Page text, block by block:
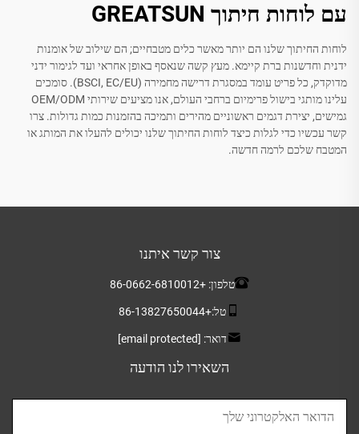
עם לוחות חיתוך GREATSUN
לוחות החיתוך שלנו הם יותר מאשר כלים מטבחיים; הם שילוב של אומנות
ידנית וחדשנות ברת קיימא. מעץ קשה שנאסף באופן אחראי ועד לגימור ידני
מדוקדק, כל פריט עומד במסגרת דרישה מחמירה (BSCI, EC/EU). סומכים
עלינו מותגי בישול פרימיום ברחבי העולם, אנו מציעים שירותי OEM/ODM
גמישים, יצירת דגמים ראשוניים מהירים ותמיכה בהזמנות כמות גדולות. צרו
קשר עכשיו כדי לגלות כיצד לוחות החיתוך שלנו יכולים להעלו את המותג או
המטבח שלכם לרמה חדשה.
צור קשר איתנו
טלפון: +86-0662-6810012
טל:+86-13827650044
דואר: [email protected]
השאירו לנו הודעה